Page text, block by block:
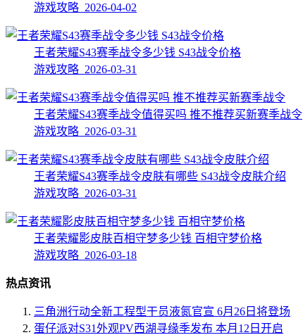
游戏攻略 2026-04-02
王者荣耀S43赛季战令多少钱 S43战令价格
游戏攻略 2026-03-31
王者荣耀S43赛季战令值得买吗 推不推荐买新赛季战令
游戏攻略 2026-03-31
王者荣耀S43赛季战令皮肤有哪些 S43战令皮肤介绍
游戏攻略 2026-03-31
王者荣耀影皮肤百相守梦多少钱 百相守梦价格
游戏攻略 2026-03-18
热点资讯
三角洲行动全新工程型干员液氮官宣 6月26日将登场
蛋仔派对S31外观PV西湖寻缘季发布 本月12日开启